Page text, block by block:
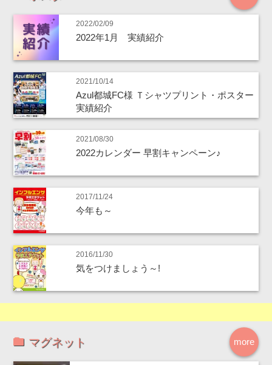
2022/02/09
2022年1月 実績紹介
2021/10/14
Azul都城FC様 Ｔシャツプリント・ポスター
実績紹介
2021/08/30
2022カレンダー 早割キャンペーン♪
2017/11/24
今年も～
2016/11/30
気をつけましょう～!
more
マグネット